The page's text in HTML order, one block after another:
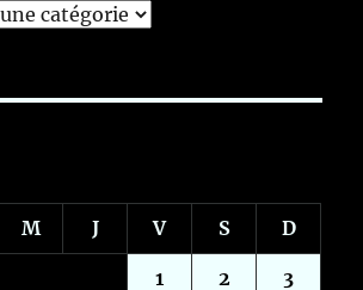
M J V S D
1 2 3